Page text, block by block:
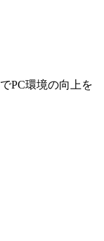
でPC環境の向上を